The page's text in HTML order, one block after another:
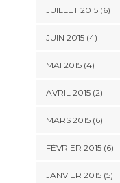
JUILLET 2015(6)
JUIN 2015(4)
MAI 2015(4)
AVRIL 2015(2)
MARS 2015(6)
FÉVRIER 2015(6)
JANVIER 2015(5)